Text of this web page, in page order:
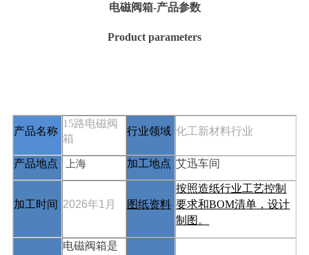
电磁阀箱-产品参数
Product parameters
产品名称
15路电磁阀
箱
行业领域 化工新材料行业
产品地点 上海 加工地点 艾迅车间
加工时间 2026年1月 图纸资料
按照造纸行业工艺控制
要求和BOM清单，设计
制图 。
电磁阀箱是